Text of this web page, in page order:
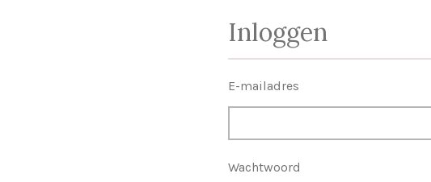
Inloggen
E-mailadres
Wachtwoord